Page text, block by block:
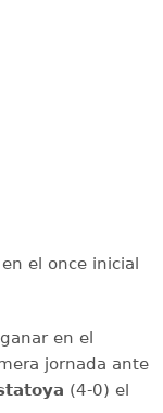
el once inicial
en el
jornada ante
(4-0) el